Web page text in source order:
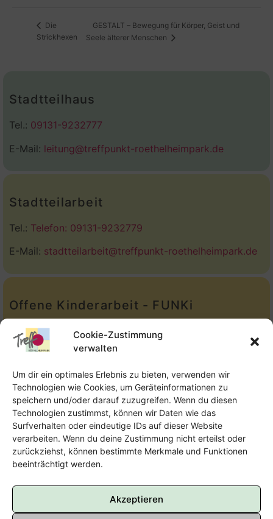
Cookie-Zustimmung
verwalten
Um dir ein optimales Erlebnis zu bieten, verwenden wir
Technologien wie Cookies, um Geräteinformationen zu
speichern und/oder darauf zuzugreifen. Wenn du diesen
Technologien zustimmst, können wir Daten wie das
Surfverhalten oder eindeutige IDs auf dieser Website
verarbeiten. Wenn du deine Zustimmung nicht erteilst oder
zurückziehst, können bestimmte Merkmale und Funktionen
beeinträchtigt werden.
Akzeptieren
Die
Strickhexen
GESTALT – Bewegung für Körper, Geist und
Seele älterer Menschen
Stadtteilhaus
Tel.: 09131-9232777
E-Mail: leitung@treffpunkt-roethelheimpark.de
Stadtteilarbeit
Tel.: Telefon: 09131-9232779
E-Mail: stadtteilarbeit@treffpunkt-roethelheimpark.de
Offene Kinderarbeit - FUNKi
Tel.:Telefon: 09131-610749
E-Mail:oka@treffpunkt-roethelheimpark.de
Offene Jugendarbeit - Easthouse
Tel:
09131–302259
E-Mail:oja@treffpunkt-roethelheimpark.de